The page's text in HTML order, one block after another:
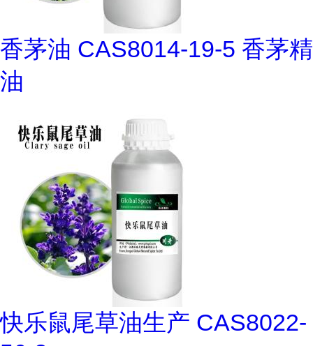
香茅油 CAS8014-19-5 香茅精
油
快乐鼠尾草油生产 CAS8022-